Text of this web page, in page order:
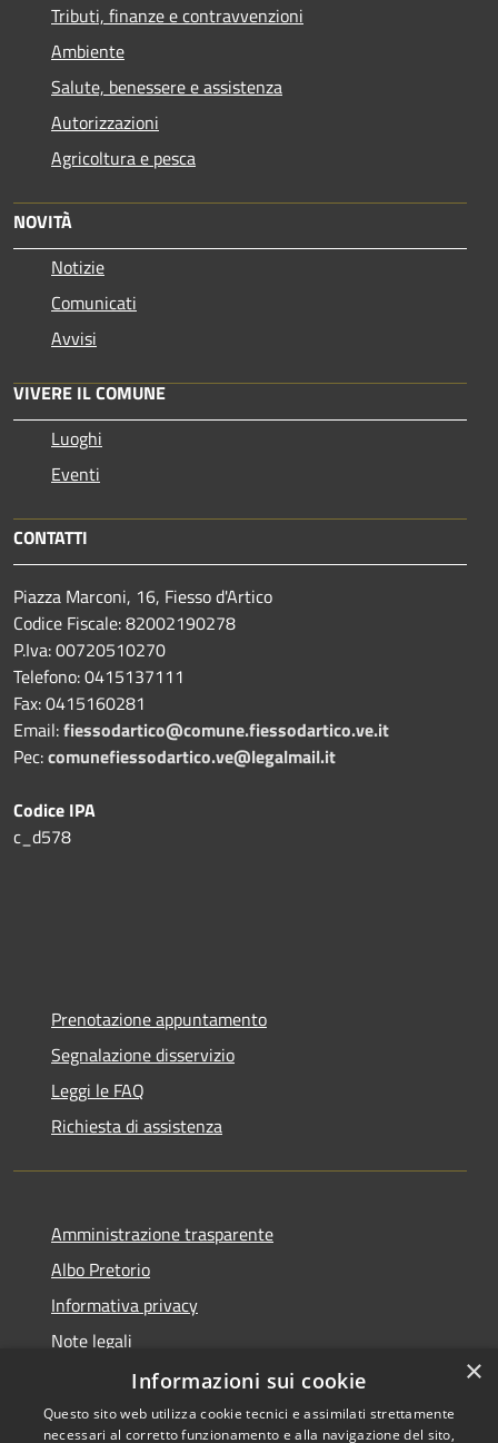
Tributi, finanze e contravvenzioni
Ambiente
Salute, benessere e assistenza
Autorizzazioni
Agricoltura e pesca
NOVITÀ
Notizie
Comunicati
Avvisi
VIVERE IL COMUNE
Luoghi
Eventi
CONTATTI
Piazza Marconi, 16, Fiesso d'Artico
Codice Fiscale: 82002190278
P.Iva: 00720510270
Telefono:0415137111
Fax:0415160281
Email:fiessodartico@comune.fiessodartico.ve.it
Pec:comunefiessodartico.ve@legalmail.it
Codice IPA
c_d578
Prenotazione appuntamento
Segnalazione disservizio
Leggi le FAQ
Richiesta di assistenza
Amministrazione trasparente
Albo Pretorio
Informativa privacy
Note legali
Dichiarazione di accessibilità
×
Informazioni sui cookie
Questo sito web utilizza cookie tecnici e assimilati strettamente
necessari al corretto funzionamento e alla navigazione del sito,